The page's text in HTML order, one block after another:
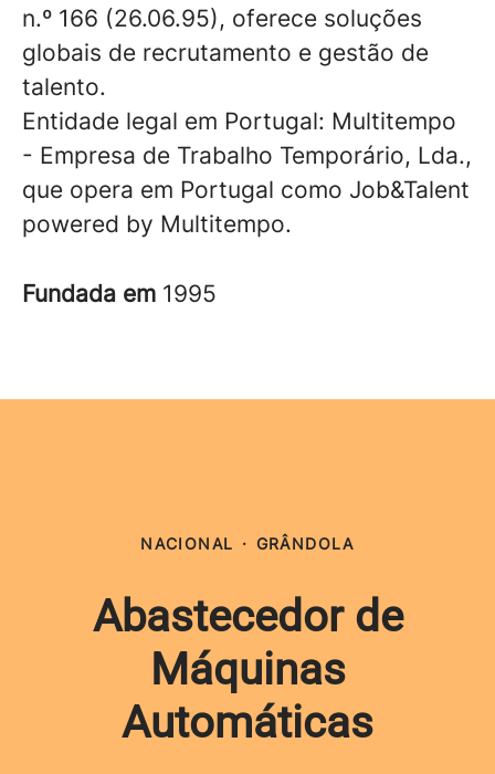
n.º 166 (26.06.95), oferece soluções
globais de recrutamento e gestão de
talento.
Entidade legal em Portugal: Multitempo
- Empresa de Trabalho Temporário, Lda.,
que opera em Portugal como Job&Talent
powered by Multitempo.
Fundada em 1995
NACIONAL · GRÂNDOLA
Abastecedor de
Máquinas
Automáticas